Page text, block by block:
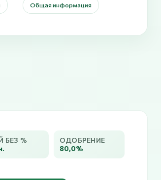
Общая информация
БЕЗ %
ОДОБРЕНИЕ
80,0%